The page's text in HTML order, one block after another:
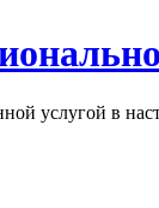
услугой в